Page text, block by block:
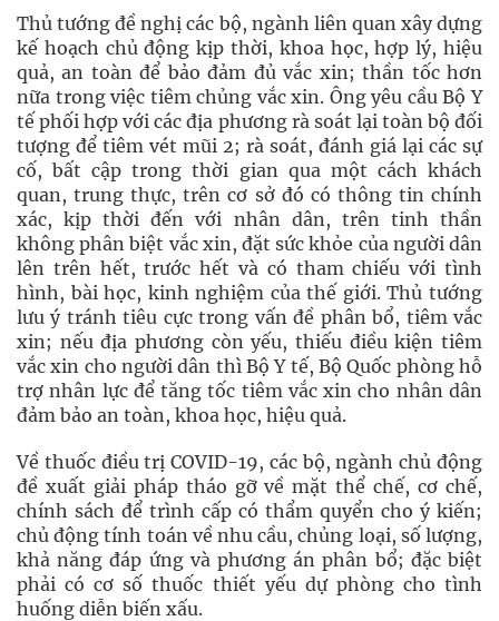
Thủ tướng đề nghị các bộ, ngành liên quan xây dựng
kế hoạch chủ động kịp thời, khoa học, hợp lý, hiệu
quả, an toàn để bảo đảm đủ vắc xin; thần tốc hơn
nữa trong việc tiêm chủng vắc xin. Ông yêu cầu Bộ Y
tế phối hợp với các địa phương rà soát lại toàn bộ đối
tượng để tiêm vét mũi 2; rà soát, đánh giá lại các sự
cố, bất cập trong thời gian qua một cách khách
quan, trung thực, trên cơ sở đó có thông tin chính
xác, kịp thời đến với nhân dân, trên tinh thần
không phân biệt vắc xin, đặt sức khỏe của người dân
lên trên hết, trước hết và có tham chiếu với tình
hình, bài học, kinh nghiệm của thế giới. Thủ tướng
lưu ý tránh tiêu cực trong vấn đề phân bổ, tiêm vắc
xin; nếu địa phương còn yếu, thiếu điều kiện tiêm
vắc xin cho người dân thì Bộ Y tế, Bộ Quốc phòng hỗ
trợ nhân lực để tăng tốc tiêm vắc xin cho nhân dân
đảm bảo an toàn, khoa học, hiệu quả.
Về thuốc điều trị COVID-19, các bộ, ngành chủ động
đề xuất giải pháp tháo gỡ về mặt thể chế, cơ chế,
chính sách để trình cấp có thẩm quyển cho ý kiến;
chủ động tính toán về nhu cầu, chủng loại, số lượng,
khả năng đáp ứng và phương án phân bổ; đặc biệt
phải có cơ số thuốc thiết yếu dự phòng cho tình
huống diễn biến xấu.